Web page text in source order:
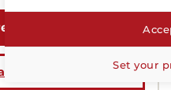
Daten ein
Set your